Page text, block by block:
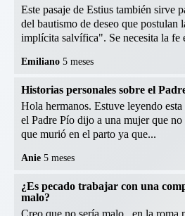
Este pasaje de Estius también sirve
del bautismo de deseo que postulan
implícita salvífica". Se necesita la fe
Emiliano 5 meses
Historias personales sobre el
Hola hermanos. Estuve leyendo
el Padre Pío dijo a una mujer que
que murió en el parto ya que...
Anie 5 meses
¿Es pecado trabajar con una
malo?
Creo que no sería malo , en la roma